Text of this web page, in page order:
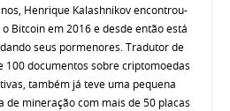
Henrique Kalashnikov encontrou-
o Bitcoin em 2016 e desde então está
seus pormenores. Tradutor de
100 documentos sobre criptomoedas
também já teve uma pequena
de mineração com mais de 50 placas